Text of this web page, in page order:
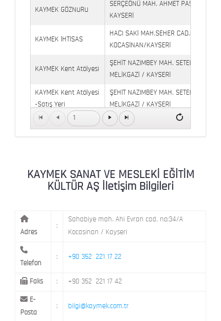
KAYMEK GÖZNURU
SERÇEÖNÜ MAH. AHMET PAŞA CAD.
KAYSERİ
KAYMEK İHTİSAS
HACI SAKİ MAH.SEHER CAD.(6009
KOCASİNAN/KAYSERİ
KAYMEK Kent Atölyesi
ŞEHİT NAZIMBEY MAH. SETENÖNÜ
MELİKGAZİ / KAYSERİ
KAYMEK Kent Atölyesi
-Satış Yeri
ŞEHİT NAZIMBEY MAH. SETENÖNÜ
MELİKGAZİ / KAYSERİ
Kaymek Köşk Sosyal
Köşk Mahallesi, Orgeneral Eşref Bitlis
KAYMEK SÜMER MEVLANA MAH. 8. CAD. NO: 28
1
KAYMEK SANAT VE MESLEKİ EĞİTİM
KÜLTÜR AŞ İletişim Bilgileri
Adres
:
Sahabiye mah. Ahi Evran cad. no:34/A
Kocasinan / Kayseri
Telefon
: +90 352 221 17 22
Faks : +90 352 221 17 42
E-
Posta
: bilgi@kaymek.com.tr